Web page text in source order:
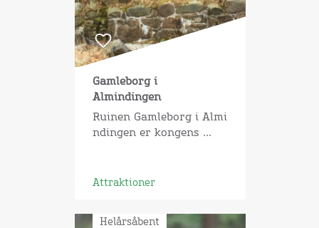
Gamleborg i
Almindingen
Ruinen Gamleborg i Almi
ndingen er kongens ...
Attraktioner
Helårsåbent